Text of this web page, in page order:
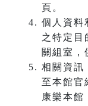
頁。
個人資料
之特定目
關組室，
相關資訊
至本館官
康樂本